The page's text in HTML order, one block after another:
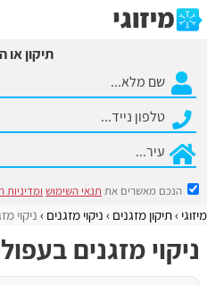
תיקון או
הנכם מאשרים את תנאי השימוש ומדיניות
מיזוגי תיקון מזגנים ניקוי מזגנים ניקוי
ניקוי מזגנים